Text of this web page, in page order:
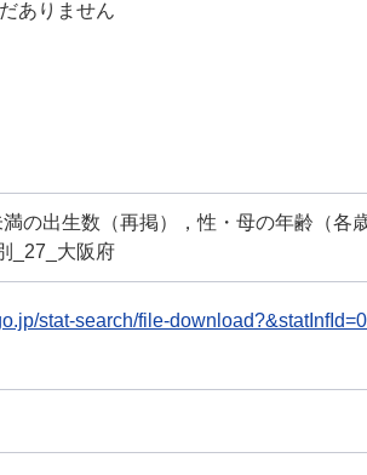
ありません
の出生数（再掲），性・母の年齢（各
_27_大阪府
stat-search/file-